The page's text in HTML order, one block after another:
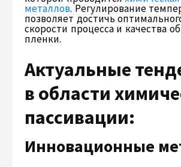
металлов. Регулирование
позволяет достичь
скорости процесса и качества
пленки.
Актуальные
в области
пассивации:
Инновационные